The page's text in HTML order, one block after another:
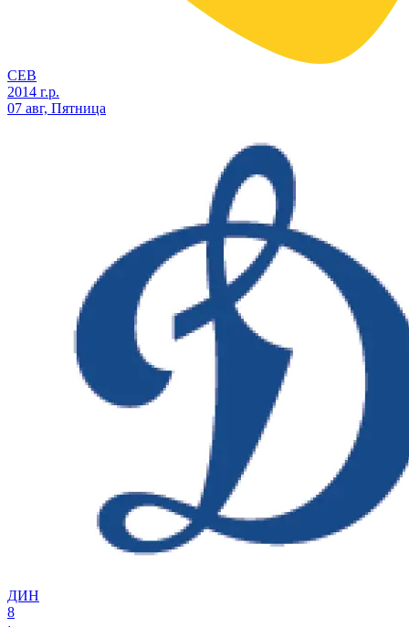
СЕВ
2014 г.р.
07 авг, Пятница
ДИН
8